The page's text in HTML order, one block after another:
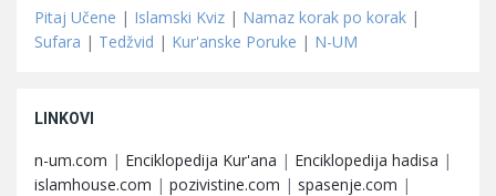
Pitaj Učene | Islamski Kviz | Namaz korak po korak |
Sufara | Tedžvid | Kur'anske Poruke | N-UM
LINKOVI
n-um.com | Enciklopedija Kur'ana | Enciklopedija hadisa |
islamhouse.com | pozivistine.com | spasenje.com |